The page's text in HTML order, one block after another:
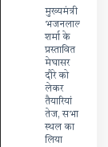
मुख्यमंत्री
भजनलाल
शर्मा के
प्रस्तावित
मेघासर
दौरे को
लेकर
तैयारियां
तेज, सभा
स्थल का
लिया